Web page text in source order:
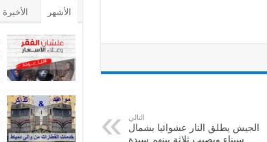
التالي
الجيش يطلق النار عشوائيا بشمال
سيناء ويصيب ثلاثة بينهم سيدة
الأشهر الأخيرة